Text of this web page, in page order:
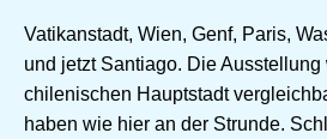
Vatikanstadt, Wien, Genf, Paris,
und jetzt Santiago. Die Ausstellung
chilenischen Hauptstadt
haben wie hier an der Strunde.